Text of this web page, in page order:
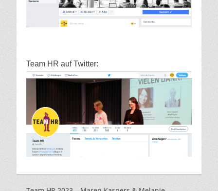
Team HR auf Twitter: